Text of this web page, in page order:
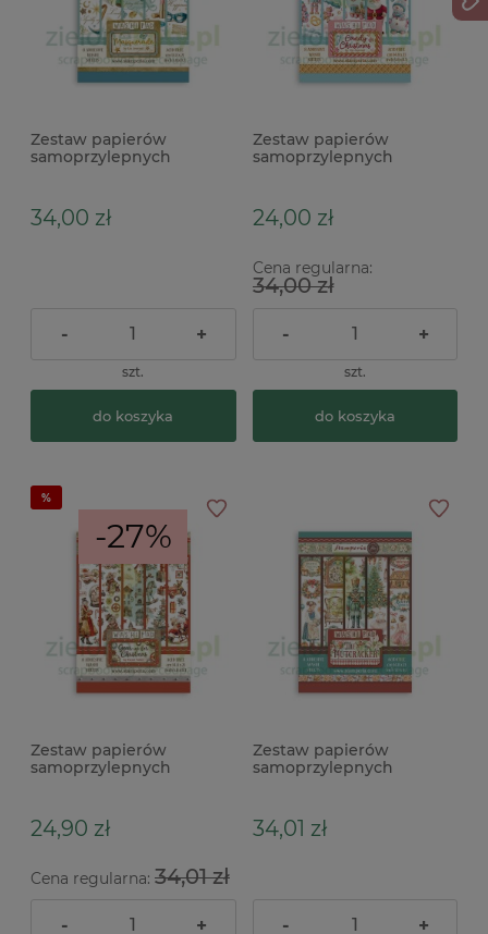
Zestaw papierów
samoprzylepnych
wycinania
34,00 zł
- +
szt.
do koszyka
Zestaw papierów
samoprzylepnych
24,00 zł
Cena regularna:
34,00 zł
- +
szt.
do koszyka
-27%
Zestaw papierów
samoprzylepnych
A5/8szt
24,90 zł
Cena regularna: 34,01 zł
- +
Zestaw papierów
samoprzylepnych
wycinania
34,01 zł
- +